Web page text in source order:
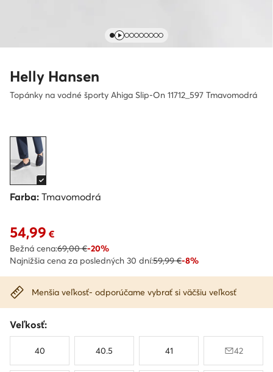
Helly Hansen
Topánky na vodné športy Ahiga Slip-On 11712_597 Tmavomodrá
Farba: Tmavomodrá
Aktuálna cena 54,99 €
54,99 €
Bežná cena:69,00 €-20%
Najnižšia cena za posledných 30 dní:59,99 €-8%
Menšia veľkosť- odporúčame vybrať si väčšiu veľkosť
Veľkosť:
40 40.5 41 42